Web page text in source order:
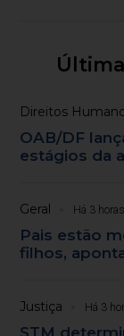
Direitos
OAB/DF
estágios da
Geral Há 3 horas
Pais estão
filhos,
Justiça Há 3
STM